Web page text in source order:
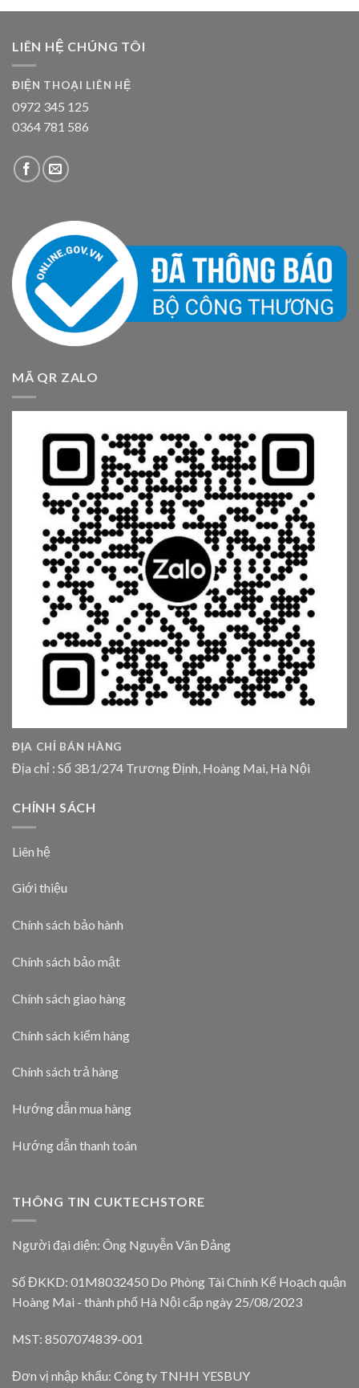
LIÊN HỆ CHÚNG TÔI
ĐIỆN THOẠI LIÊN HỆ
0972 345 125
0364 781 586
MÃ QR ZALO
ĐỊA CHỈ BÁN HÀNG
Địa chỉ : Số 3B1/274 Trương Định, Hoàng Mai, Hà Nội
CHÍNH SÁCH
Liên hệ
Giới thiệu
Chính sách bảo hành
Chính sách bảo mật
Chính sách giao hàng
Chính sách kiểm hàng
Chính sách trả hàng
Hướng dẫn mua hàng
Hướng dẫn thanh toán
THÔNG TIN CUKTECHSTORE
Người đại diện: Ông Nguyễn Văn Đảng
Số ĐKKD: 01M8032450 Do Phòng Tài Chính Kế Hoạch quận
Hoàng Mai - thành phố Hà Nội cấp ngày 25/08/2023
MST: 8507074839-001
Đơn vị nhập khẩu: Công ty TNHH YESBUY